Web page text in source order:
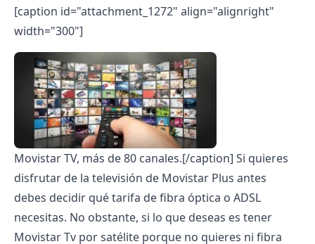
[caption id="attachment_1272" align="alignright"
width="300"]
Movistar TV, más de 80 canales.[/caption] Si quieres
disfrutar de la televisión de Movistar Plus antes
debes decidir qué tarifa de fibra óptica o ADSL
necesitas. No obstante, si lo que deseas es tener
Movistar Tv por satélite porque no quieres ni fibra